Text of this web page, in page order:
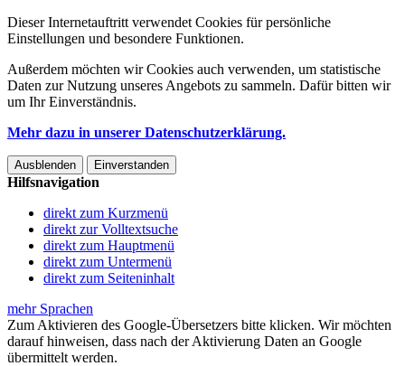
Dieser Internetauftritt verwendet Cookies für persönliche
Einstellungen und besondere Funktionen.
Außerdem möchten wir Cookies auch verwenden, um statistische
Daten zur Nutzung unseres Angebots zu sammeln. Dafür bitten wir
um Ihr Einverständnis.
Mehr dazu in unserer Datenschutzerklärung.
Ausblenden Einverstanden
Hilfsnavigation
direkt zum Kurzmenü
direkt zur Volltextsuche
direkt zum Hauptmenü
direkt zum Untermenü
direkt zum Seiteninhalt
mehr Sprachen
Zum Aktivieren des Google-Übersetzers bitte klicken. Wir möchten
darauf hinweisen, dass nach der Aktivierung Daten an Google
übermittelt werden.